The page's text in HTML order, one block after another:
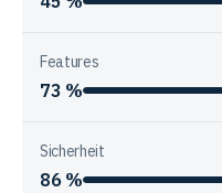
Features
73 %
Sicherheit
86 %